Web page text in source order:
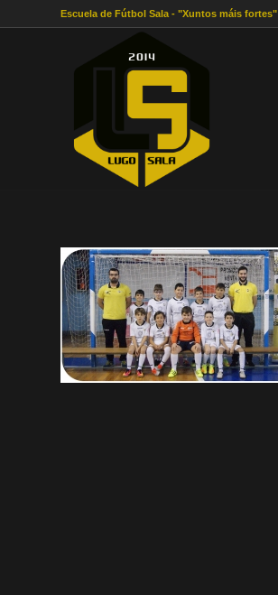
Escuela de Fútbol Sala - "Xuntos máis fortes"